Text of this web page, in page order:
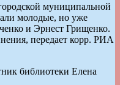
муниципальной
молодые, но уже
и Эрнест Грищенко.
передает корр. РИА
библиотеки Елена